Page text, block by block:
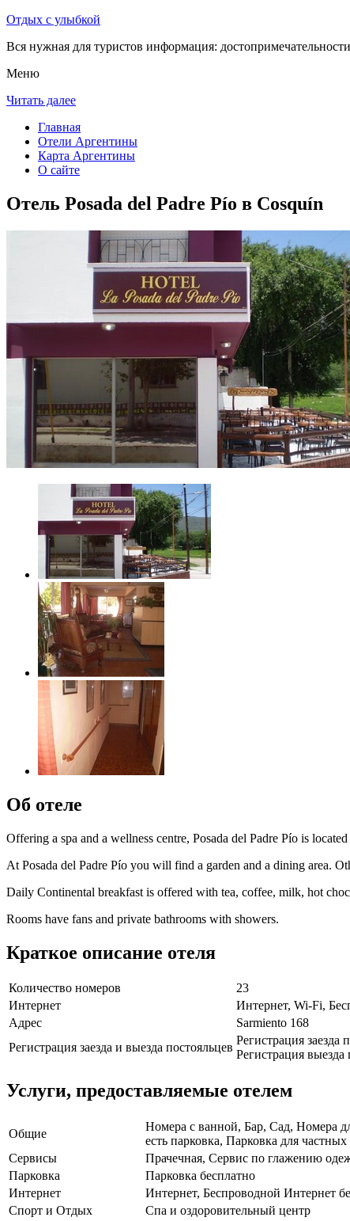
Отдых с улыбкой
Вся нужная для туристов информация:
Меню
Читать далее
Главная
Отели Аргентины
Карта Аргентины
О сайте
Отель Posada del Padre Pío в Cosquín
Об отеле
Offering a spa and a wellness centre, Posada del Padre Pío is
At Posada del Padre Pío you will find a garden and a dining area.
Daily Continental breakfast is offered with tea, coffee, milk, hot
Rooms have fans and private bathrooms with showers.
Краткое описание отеля
Количество номеров
23
Интернет
Интернет, Wi-Fi,
Адрес
Sarmiento 168
Регистрация заезда и выезда постояльцев
Регистрация заезда
Регистрация выезда
Услуги, предоставляемые отелем
Общие
Номера с ванной, Бар, Сад, Номера
есть парковка, Парковка для
Сервисы
Прачечная, Сервис по глажению
Парковка
Парковка бесплатно
Интернет
Интернет, Беспроводной Интернет
Спорт и Отдых
Спа и оздоровительный центр